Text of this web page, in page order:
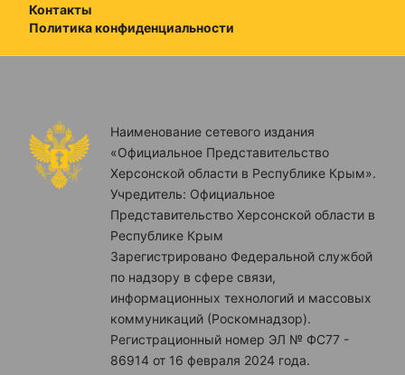
Контакты
Политика конфиденциальности
Наименование сетевого издания
«Официальное Представительство
Херсонской области в Республике Крым».
Учредитель: Официальное
Представительство Херсонской области в
Республике Крым
Зарегистрировано Федеральной службой
по надзору в сфере связи,
информационных технологий и массовых
коммуникаций (Роскомнадзор).
Регистрационный номер ЭЛ № ФС77 -
86914 от 16 февраля 2024 года.